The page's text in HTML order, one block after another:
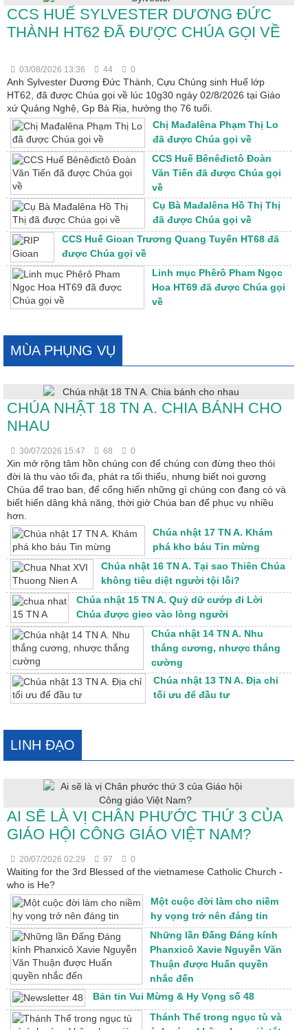
CCS HUẾ SYLVESTER DƯƠNG ĐỨC
THÀNH HT62 ĐÃ ĐƯỢC CHÚA GỌI VỀ
03/08/2026 13:36 44 0
Anh Sylvester Dương Đức Thành, Cựu Chủng sinh Huế lớp
HT62, đã được Chúa gọi về lúc 10g30 ngày 02/8/2026 tại Giáo
xứ Quảng Nghệ, Gp Bà Rịa, hưởng thọ 76 tuổi.
Chị Mađalêna Phạm Thị Lo
đã được Chúa gọi về
CCS Huế Bênêđictô Đoàn
Văn Tiến đã được Chúa gọi
về
Cụ Bà Mađalêna Hồ Thị Thị
đã được Chúa gọi về
CCS Huế Gioan Trương Quang Tuyến HT68 đã
được Chúa gọi về
Linh mục Phêrô Pham Ngọc
Hoa HT69 đã được Chúa gọi
về
MÙA PHỤNG VỤ
CHÚA NHẬT 18 TN A. CHIA BÁNH CHO
NHAU
30/07/2026 15:47 68 0
Xin mở rộng tâm hồn chúng con để chúng con đừng theo thói
đời là thu vào tối đa, phát ra tối thiểu, nhưng biết noi gương
Chúa để trao ban, để cống hiến những gì chúng con đang có và
biết hiến dâng khả năng, thời giờ Chúa ban để phục vụ nhiều
hơn.
Chúa nhật 17 TN A. Khám
phá kho báu Tin mừng
Chúa nhật 16 TN A. Tại sao Thiên Chúa
không tiêu diệt người tội lỗi?
Chúa nhật 15 TN A. Quỷ dữ cướp đi Lời
Chúa được gieo vào lòng người
Chúa nhật 14 TN A. Nhu
thắng cương, nhược thắng
cường
Chúa nhật 13 TN A. Địa chỉ
tối ưu để đầu tư
LINH ĐẠO
AI SẼ LÀ VỊ CHÂN PHƯỚC THỨ 3 CỦA
GIÁO HỘI CÔNG GIÁO VIỆT NAM?
20/07/2026 02:29 97 0
Waiting for the 3rd Blessed of the vietnamese Catholic Church -
who is He?
Một cuộc đời làm cho niềm
hy vọng trở nên đáng tin
Những lần Đấng Đáng kính
Phanxicô Xavie Nguyễn Văn
Thuận được Huấn quyền
nhắc đến
Bản tin Vui Mừng & Hy Vọng số 48
Thánh Thể trong ngục tù và